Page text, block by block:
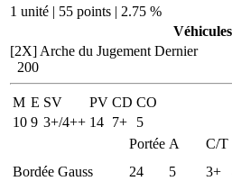
1 unité | 55 points | 2.75 %
Véhicules
[2X] Arche du Jugement Dernier
200
M E SV PV CD CO
10 9 3+/4++ 14 7+
5
Portée A C/T
Bordée Gauss
24 5 3+